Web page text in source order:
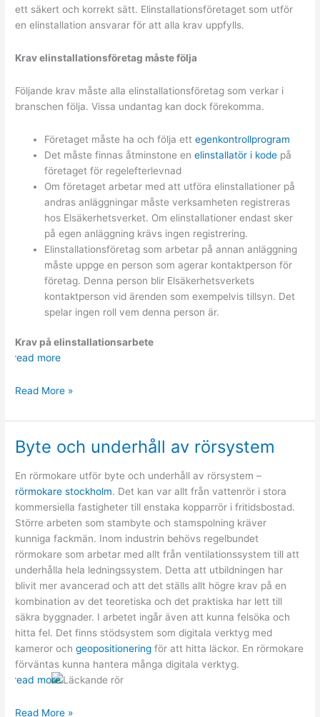
ett säkert och korrekt sätt. Elinstallationsföretaget som utför
en elinstallation ansvarar för att alla krav uppfylls.
Krav elinstallationsföretag måste följa
Följande krav måste alla elinstallationsföretag som verkar i
branschen följa. Vissa undantag kan dock förekomma.
Företaget måste ha och följa ettegenkontrollprogram
Det måste finnas åtminstone enelinstallatör i kode på
företaget för regelefterlevnad
Om företaget arbetar med att utföra elinstallationer på
andras anläggningar måste verksamheten registreras
hos Elsäkerhetsverket. Om elinstallationer endast sker
på egen anläggning krävs ingen registrering.
Elinstallationsföretag som arbetar på annan anläggning
måste uppge en person som agerar kontaktperson för
företag. Denna person blir Elsäkerhetsverkets
kontaktperson vid ärenden som exempelvis tillsyn. Det
spelar ingen roll vem denna person är.
Krav på elinstallationsarbete
read more
Krav
företag
arbetar
Read More »
Byte och underhåll av rörsystem
En rörmokare utför byte och underhåll av rörsystem –
rörmokare stockholm. Det kan var allt från vattenrör i stora
kommersiella fastigheter till enstaka kopparrör i fritidsbostad.
Större arbeten som stambyte och stamspolning kräver
kunniga fackmän. Inom industrin behövs regelbundet
rörmokare som arbetar med allt från ventilationssystem till att
underhålla hela ledningssystem. Detta att utbildningen har
blivit mer avancerad och att det ställs allt högre krav på en
kombination av det teoretiska och det praktiska har lett till
säkra byggnader. I arbetet ingår även att kunna felsöka och
hitta fel. Det finns stödsystem som digitala verktyg med
kameror ochgeopositionering för att hitta läckor. En rörmokare
förväntas kunna hantera många digitala verktyg.
read more
Byte
Read More »